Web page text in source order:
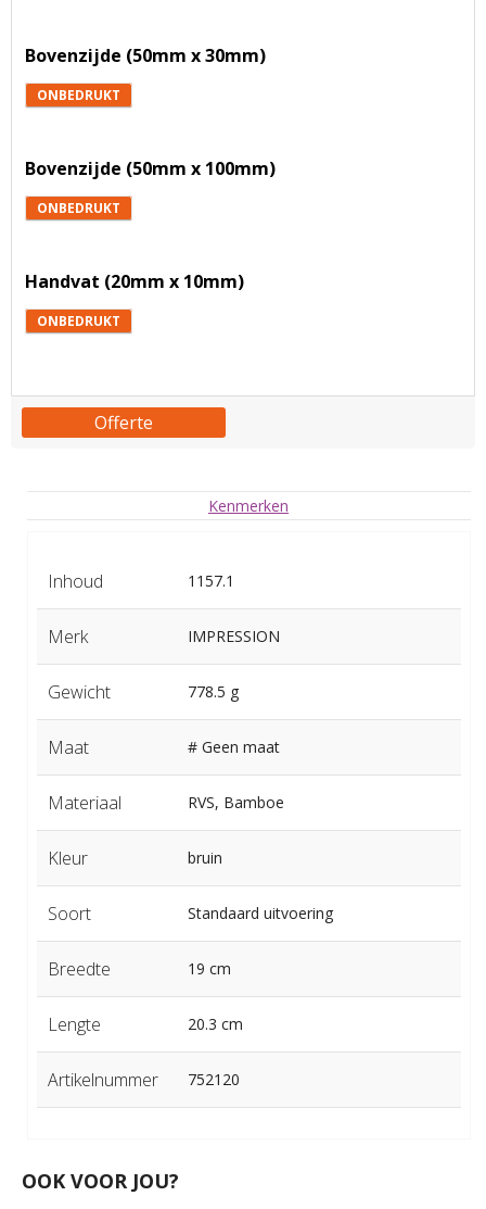
Bovenzijde (50mm x 30mm)
ONBEDRUKT
Bovenzijde (50mm x 100mm)
ONBEDRUKT
Handvat (20mm x 10mm)
ONBEDRUKT
Offerte
Kenmerken
Inhoud 1157.1
Merk IMPRESSION
Gewicht 778.5 g
Maat # Geen maat
Materiaal RVS, Bamboe
Kleur bruin
Soort Standaard uitvoering
Breedte 19 cm
Lengte 20.3 cm
Artikelnummer 752120
OOK VOOR JOU?